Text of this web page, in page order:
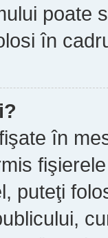
poate
în
în
puteţi